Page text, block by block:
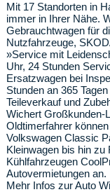
Mit 17 Standorten in
immer in Ihrer Nähe.
Gebrauchtwagen für
Nutzfahrzeuge,
»Service mit
Uhr, 24 Stunden
Ersatzwagen bei
Stunden an 365
Teileverkauf und
Wichert Großkunden-
Oldtimerfahrer
Volkswagen Classic
Kleinwagen bis hin zu
Kühlfahrzeugen
Autovermietungen an.
Mehr Infos zur Auto